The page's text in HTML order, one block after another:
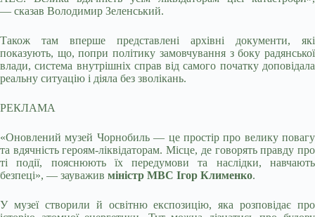
— сказав Володимир Зеленський.
Також там вперше представлені архівні документи, які
показують, що, попри політику замовчування з боку радянської
влади, система внутрішніх справ від самого початку доповідала
реальну ситуацію і діяла без зволікань.
РЕКЛАМА
«Оновлений музей Чорнобиль — це простір про велику повагу
та вдячність героям-ліквідаторам. Місце, де говорять правду про
ті події, пояснюють їх передумови та наслідки, навчають
безпеці», — зауважив міністр МВС Ігор Клименко.
У музеї створили й освітню експозицію, яка розповідає про